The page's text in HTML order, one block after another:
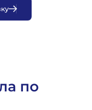
ку
по